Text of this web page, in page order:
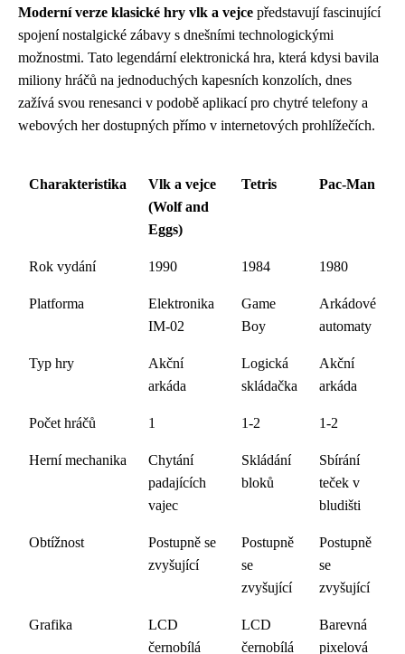
Moderní verze klasické hry vlk a vejce představují fascinující
spojení nostalgické zábavy s dnešními technologickými
možnostmi. Tato legendární elektronická hra, která kdysi bavila
miliony hráčů na jednoduchých kapesních konzolích, dnes
zažívá svou renesanci v podobě aplikací pro chytré telefony a
webových her dostupných přímo v internetových prohlížečích.
Charakteristika
Vlk a vejce
(Wolf and
Eggs)
Tetris Pac-Man
Rok vydání 1990 1984 1980
Platforma
Elektronika
IM-02
Game
Boy
Arkádové
automaty
Typ hry
Akční
arkáda
Logická
skládačka
Akční
arkáda
Počet hráčů 1 1-2 1-2
Herní mechanika
Chytání
padajících
vajec
Skládání
bloků
Sbírání
teček v
bludišti
Obtížnost
Postupně se
zvyšující
Postupně
se
zvyšující
Postupně
se
zvyšující
Grafika
LCD
černobílá
LCD
černobílá
Barevná
pixelová